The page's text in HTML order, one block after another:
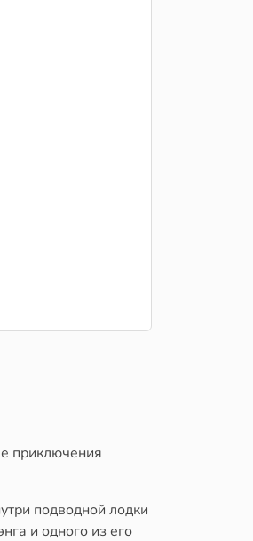
приключения
подводной лодки
и одного из его